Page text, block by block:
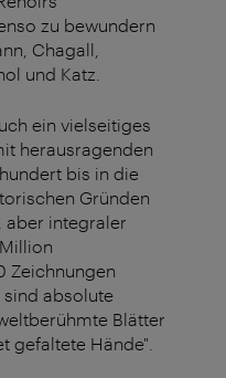
zu bewundern
Chagall,
und Katz.
ein vielseitiges
herausragenden
bis in die
Gründen
aber integraler
Zeichnungen
absolute
Blätter
gefaltete Hände".